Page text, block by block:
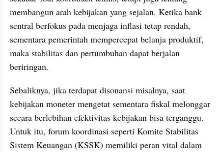
membangun arah kebijakan yang sejalan. Ketika bank
sentral berfokus pada menjaga inflasi tetap rendah,
sementara pemerintah mempercepat belanja produktif,
maka stabilitas dan pertumbuhan dapat berjalan
beriringan.
Sebaliknya, jika terdapat disonansi misalnya, saat
kebijakan moneter mengetat sementara fiskal melonggar
secara berlebihan efektivitas kebijakan bisa terganggu.
Untuk itu, forum koordinasi seperti Komite Stabilitas
Sistem Keuangan (KSSK) memiliki peran vital dalam